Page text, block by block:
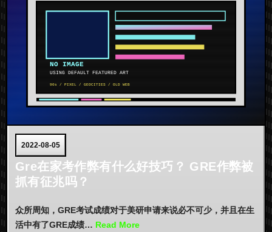
2022-08-05
Gre在家考作弊有什么好技巧？ GRE作弊被
抓有征兆吗？
众所周知，GRE考试成绩对于美研申请来说必不可少，并且在生
活中有了GRE成绩… Read More